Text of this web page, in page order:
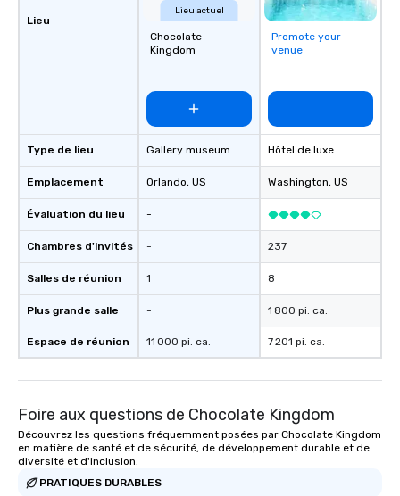
Lieu
Type de lieu
Emplacement
Évaluation du lieu
Chambres d'invités
Salles de réunion
Plus grande salle
Espace de réunion
Lieu actuel
Chocolate
Kingdom
Gallery museum
Orlando, US
-
-
1
-
11 000 pi. ca.
Promote your
venue
Hôtel de luxe
Washington, US
237
8
1 800 pi. ca.
7 201 pi. ca.
Foire aux questions de Chocolate Kingdom
Découvrez les questions fréquemment posées par Chocolate Kingdom
en matière de santé et de sécurité, de développement durable et de
diversité et d'inclusion.
PRATIQUES DURABLES